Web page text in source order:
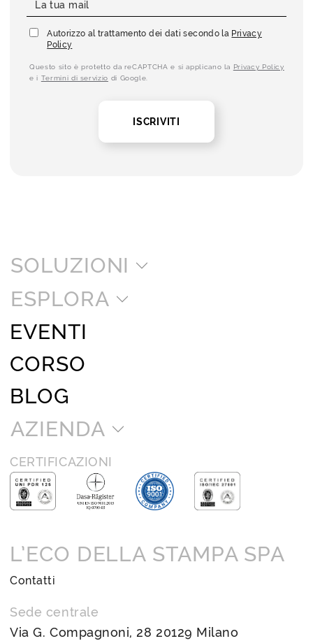
Autorizzo al trattamento dei dati secondo la Privacy
Policy
Questo sito è protetto da reCAPTCHA e si applicano la Privacy Policy
e i Termini di servizio di Google.
ISCRIVITI
SOLUZIONI
ESPLORA
EVENTI
CORSO
BLOG
AZIENDA
CERTIFICAZIONI
L’ECO DELLA STAMPA SPA
Contatti
Sede centrale
Via G. Compagnoni, 28 20129 Milano